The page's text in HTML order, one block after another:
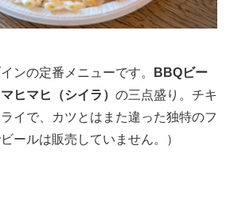
ンの定番メニューです。
BBQビー
ヒマヒ（シイラ） の三点盛り。チキ
イで、カツとはまた違った独特のフ
ールは販売していません。）